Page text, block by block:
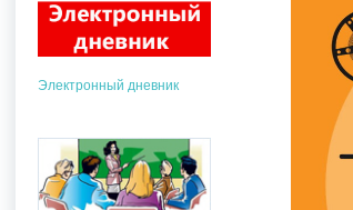
Электронный дневник